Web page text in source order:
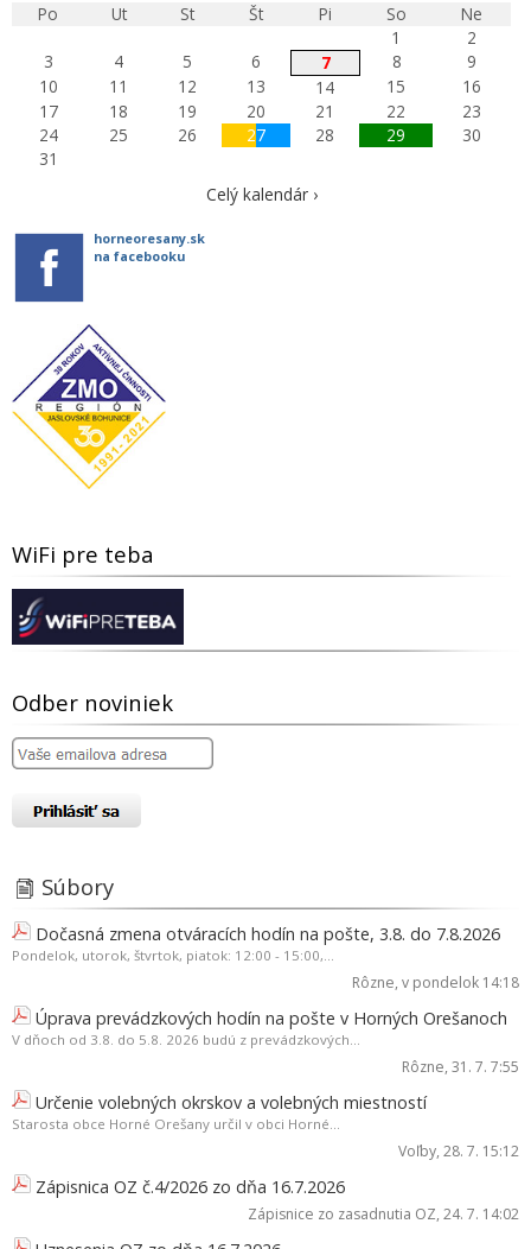
Po
Ut St Št Pi So
Ne
1
2
3
4 5 6 7 8
9
10
11 12 13 14 15
16
17
18 19 20 21 22
23
24
25 26 27 28 29
30
31
Celý kalendár ›
horneoresany.sk
na facebooku
WiFi pre teba
Odber noviniek
Súbory
Dočasná zmena otváracích hodín na pošte, 3.8. do 7.8.2026
Pondelok, utorok, štvrtok, piatok: 12:00 - 15:00,...
Rôzne, v pondelok 14:18
Úprava prevádzkových hodín na pošte v Horných Orešanoch
V dňoch od 3.8. do 5.8. 2026 budú z prevádzkových...
Rôzne, 31. 7. 7:55
Určenie volebných okrskov a volebných miestností
Starosta obce Horné Orešany určil v obci Horné...
Voľby, 28. 7. 15:12
Zápisnica OZ č.4/2026 zo dňa 16.7.2026
Zápisnice zo zasadnutia OZ, 24. 7. 14:02